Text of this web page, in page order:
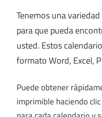
Tenemos una
para que pueda
usted. Estos
formato Word, Excel,
Puede obtener
imprimible haciendo